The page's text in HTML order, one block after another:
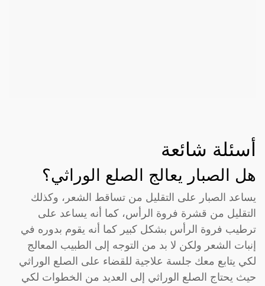
أسئلة شائعة
هل الصبار يعالج الصلع الوراثي؟
يساعد الصبار على التقليل من تساقط الشعر، وكذلك
التقليل من قشرة فروة الرأس، كما أنه يساعد على
ترطيب فروة الرأس بشكل كبير كما أنه يقوم بدوره في
إنبات الشعر ولكن لا بد من التوجه إلى الطبيب المعالج
لكي يتابع معك جلسة علاجية للقضاء على الصلع الوراثي
حيث يحتاج الصلع الوراثي إلى العديد من الخطوات لكي